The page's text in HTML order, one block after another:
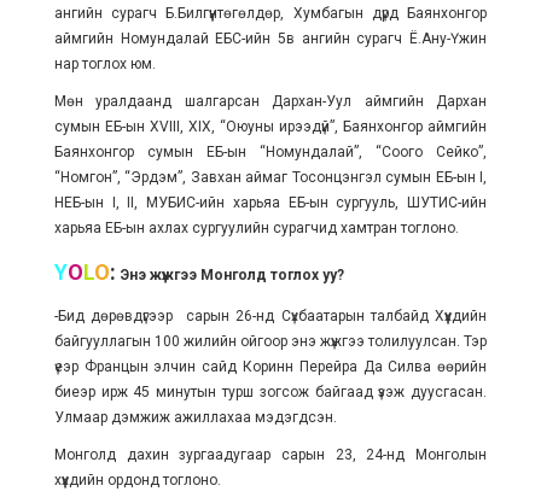
ангийн сурагч Б.Билгүүнтөгөлдөр, Хумбагын дүрд Баянхонгор
аймгийн Номундалай ЕБС-ийн 5в ангийн сурагч Ё.Ану-Үжин
нар тоглох юм.
Мөн уралдаанд шалгарсан Дархан-Уул аймгийн Дархан
сумын ЕБ-ын XVIII, XIX, “Оюуны ирээдүй”, Баянхонгор аймгийн
Баянхонгор сумын ЕБ-ын “Номундалай”, “Соого Сейко”,
“Номгон”, “Эрдэм”, Завхан аймаг Тосонцэнгэл сумын ЕБ-ын I,
НЕБ-ын I, II, МУБИС-ийн харьяа ЕБ-ын сургууль, ШУТИС-ийн
харьяа ЕБ-ын ахлах сургуулийн сурагчид хамтран тоглоно.
YOLO: Энэ жүжгээ Монголд тоглох уу?
-Бид дөрөвдүгээр сарын 26-нд Сүхбаатарын талбайд Хүүхдийн
байгууллагын 100 жилийн ойгоор энэ жүжгээ толилуулсан. Тэр
үеэр Францын элчин сайд Коринн Перейра Да Силва өөрийн
биеэр ирж 45 минутын турш зогсож байгаад үзэж дуусгасан.
Улмаар дэмжиж ажиллахаа мэдэгдсэн.
Монголд дахин зургаадугаар сарын 23, 24-нд Монголын
хүүхдийн ордонд тоглоно.